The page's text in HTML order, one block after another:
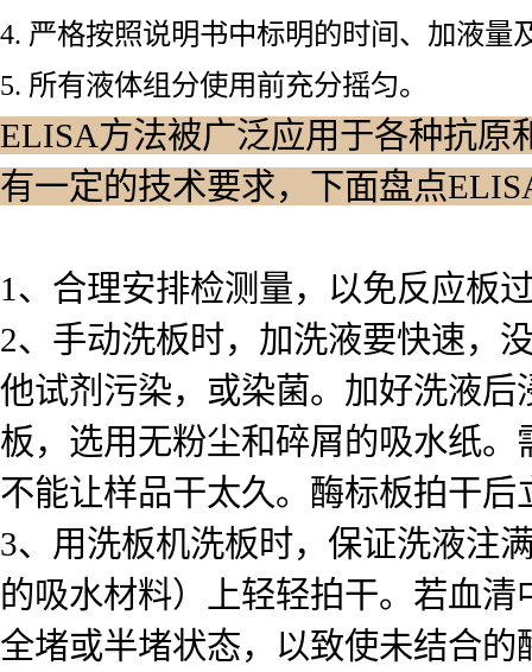
4. 严格按照说明书中标明的时间、加液量
5. 所有液体组分使用前充分摇匀。
ELISA方法被广泛应用于各种抗原
有一定的技术要求，下面盘点
1、合理安排检测量，以免反应板
2、手动洗板时，加洗液要快速，
他试剂污染，或染菌。加好洗液
板，选用无粉尘和碎屑的吸水纸
不能让样品干太久。酶标板拍干后
3、用洗板机洗板时，保证洗液注
的吸水材料）上轻轻拍干。若血
全堵或半堵状态，以致使未结合